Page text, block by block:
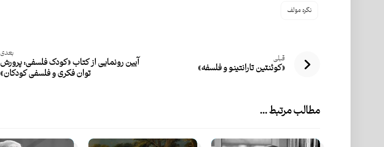
نگره مولف
قبلی
«کوئنتین تارانتینو و فلسفه»
بعدی
آیین رونمایی از کتاب «کودک فلسفی: پرورش
توان فکری و فلسفی کودکان»
مطالب مرتبط ...